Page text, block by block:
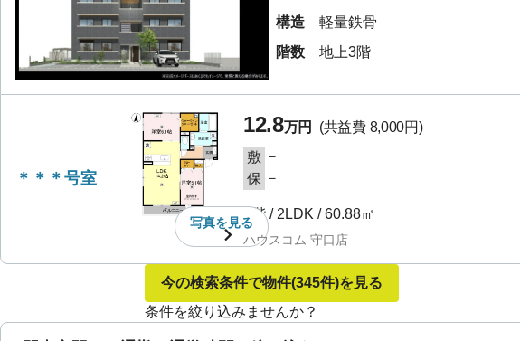
構造
軽量鉄骨
階数
地上3階
＊＊＊号室
写真を見る
12.8万円 (共益費 8,000円)
敷 －
保 －
1階/ 2LDK /60.88㎡
ハウスコム 守口店
今の検索条件で物件(345件)を見る
条件を絞り込みませんか？